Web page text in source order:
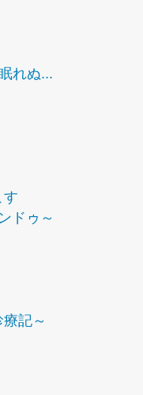
れぬ...
す
ドゥ～
記～